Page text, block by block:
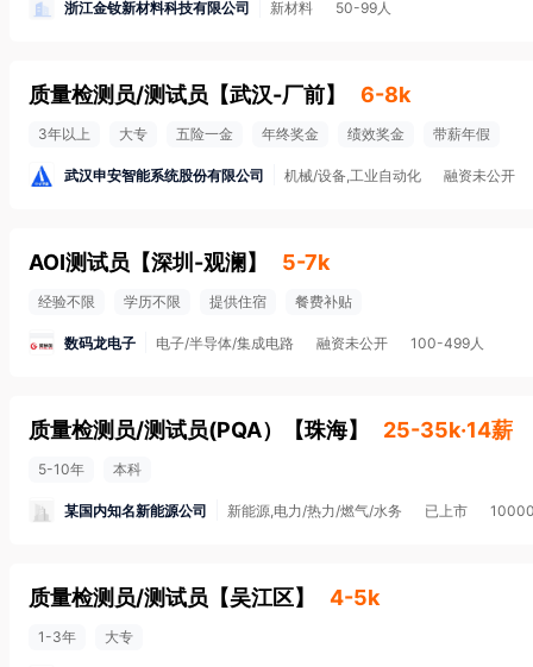
浙江金钕新材料科技有限公司 新材料 50-99人
质量检测员/测试员 【武汉-厂前】 6-8k
3年以上 大专 五险一金 年终奖金 绩效奖金 带薪年假
武汉申安智能系统股份有限公司 机械/设备,工业自动化 融资未公开
AOI测试员 【深圳-观澜 】 5-7k
经验不限 学历不限 提供住宿 餐费补贴
数码龙电子 电子/半导体/集成电路 融资未公开 100-499人
质量检测员/测试员(PQA） 【珠海】 25-35k·14薪
5-10年 本科
某国内知名新能源公司 新能源,电力/热力/燃气/水务 已上市
质量检测员/测试员 【吴江区】 4-5k
1-3年 大专